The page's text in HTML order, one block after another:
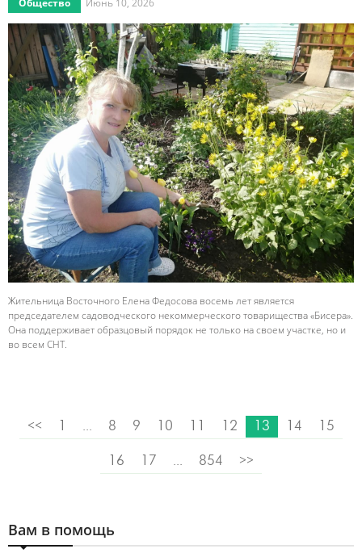
Жительница Восточного Елена Федосова восемь лет является
председателем садоводческого некоммерческого товарищества «Бисера».
Она поддерживает образцовый порядок не только на своем участке, но и
во всем СНТ.
<< ... 8 9 10 12 13 14 15
16 17 ... 854 >>
Вам в помощь